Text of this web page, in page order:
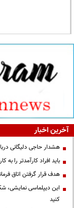
آخرین اخبار
هشدار حاجی دلیگانی
باید افراد کارآمدتر
هدف قرار گرفتن اتاق‌
این دیپلماسی نمایشی،
کنید